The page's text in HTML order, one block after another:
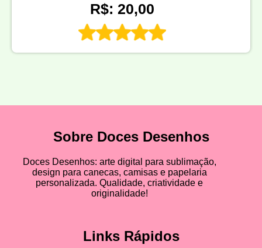
R$: 20,00
Sobre Doces Desenhos
Doces Desenhos: arte digital para sublimação,
design para canecas, camisas e papelaria
personalizada. Qualidade, criatividade e
originalidade!
Links Rápidos